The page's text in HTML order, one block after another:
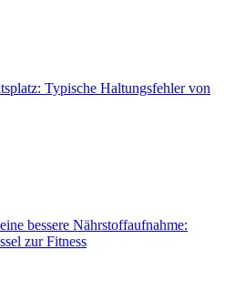
Typische Haltungsfehler von
bessere Nährstoffaufnahme:
zur Fitness